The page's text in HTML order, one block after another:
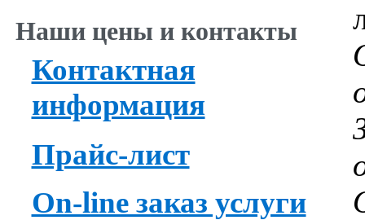
Наши цены и контакты
Контактная
информация
Прайс-лист
On-line заказ услуги